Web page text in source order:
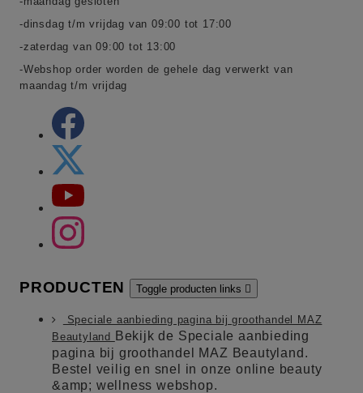
-dinsdag t/m vrijdag van 09:00 tot 17:00
-zaterdag van 09:00 tot 13:00
-Webshop order worden de gehele dag verwerkt van
maandag t/m vrijdag
PRODUCTEN Toggle producten links 
Speciale aanbieding pagina bij groothandel MAZ
Beautyland
Bekijk de Speciale aanbieding
pagina bij groothandel MAZ Beautyland.
Bestel veilig en snel in onze online beauty
&amp; wellness webshop.